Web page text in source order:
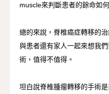
muscle來判斷患者的餘命如何
總的來說，脊椎癌症轉移的
與患者還有家人一起來想我
術，值得不值得。
坦白說脊椎腫瘤轉移的手術